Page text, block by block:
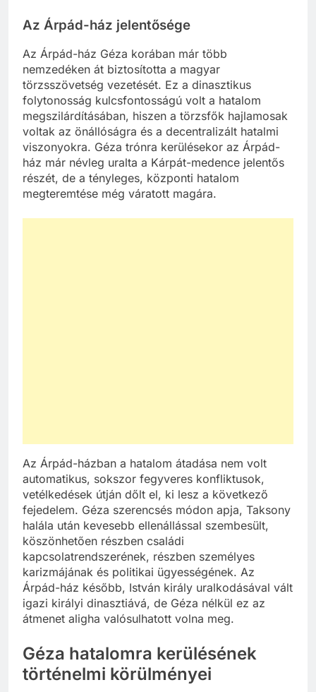
Az Árpád-ház jelentősége
Az Árpád-ház Géza korában már több
nemzedéken át biztosította a magyar
törzsszövetség vezetését. Ez a dinasztikus
folytonosság kulcsfontosságú volt a hatalom
megszilárdításában, hiszen a törzsfők hajlamosak
voltak az önállóságra és a decentralizált hatalmi
viszonyokra. Géza trónra kerülésekor az Árpád-
ház már névleg uralta a Kárpát-medence jelentős
részét, de a tényleges, központi hatalom
megteremtése még váratott magára.
Az Árpád-házban a hatalom átadása nem volt
automatikus, sokszor fegyveres konfliktusok,
vetélkedések útján dőlt el, ki lesz a következő
fejedelem. Géza szerencsés módon apja, Taksony
halála után kevesebb ellenállással szembesült,
köszönhetően részben családi
kapcsolatrendszerének, részben személyes
karizmájának és politikai ügyességének. Az
Árpád-ház később, István király uralkodásával vált
igazi királyi dinasztiává, de Géza nélkül ez az
átmenet aligha valósulhatott volna meg.
Géza hatalomra kerülésének
történelmi körülményei